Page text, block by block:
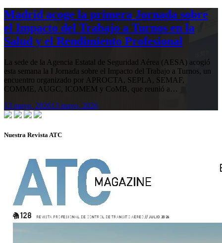
Madrid acoge la primera Jornada sobre
el Impacto del Trabajo a Turnos en la
Salud y el Rendimiento Profesional
La sede de la Agencia Estatal de Seguridad Aérea (AESA) acogió
esta semana la I Jornada sobre el Impacto del Trabajo a Turnos, un
encuentro organizado por APROCTA, SEPLA, SEMAF,
COMME, AUGC, ICOMEM y CoMB, que reunió a…
13 mayo, 202613 mayo, 2026
Nuestra Revista ATC